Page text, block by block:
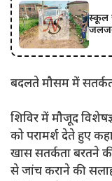
स्कूल
​बदलते मौसम में
​शिविर में मौजूद
को परामर्श देते हुए
खास सतर्कता बरतने
से जांच कराने की